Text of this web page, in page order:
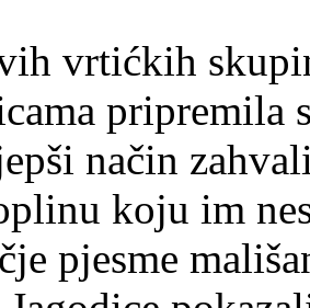
vrtićkih
pripremila
način
koju im
pjesme